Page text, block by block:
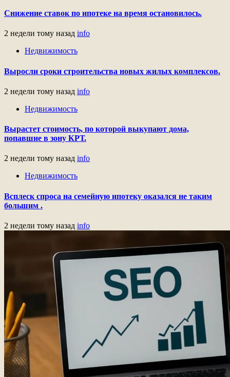
Снижение ставок по ипотеке на время остановилось.
2 недели тому назад info
Недвижимость
Выросли сроки строительства новых жилых комплексов.
2 недели тому назад info
Недвижимость
Вырастет стоимость, по которой выкупают дома,
попавшие в зону КРТ.
2 недели тому назад info
Недвижимость
Всплеск спроса на семейную ипотеку оказался не таким
большим .
2 недели тому назад info